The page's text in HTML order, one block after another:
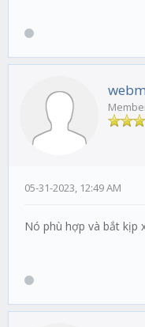
05-31-2023, 12:49 AM
Nó phù hợp và bắt kịp